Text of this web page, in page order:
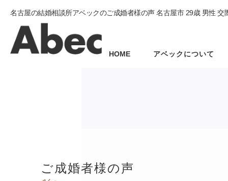
名古屋の結婚相談所アベックのご成婚者様の声 名古屋市 29歳 男性 交
HOME アベックについて
ご成婚者様の声